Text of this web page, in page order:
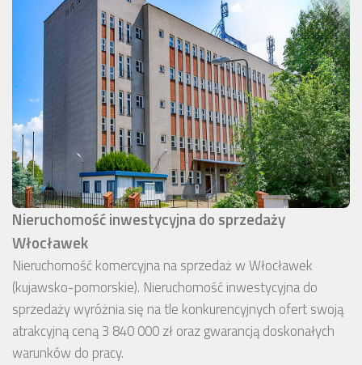
Nieruchomość inwestycyjna do sprzedaży
Włocławek
Nieruchomość komercyjna na sprzedaż w Włocławek
(kujawsko-pomorskie). Nieruchomość inwestycyjna do
sprzedaży wyróżnia się na tle konkurencyjnych ofert swoją
atrakcyjną ceną 3 840 000 zł oraz gwarancją doskonałych
warunków do pracy.